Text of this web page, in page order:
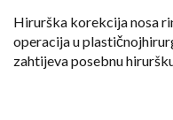
Hirurška korekcija nosa
operacija u
zahtijeva posebnu